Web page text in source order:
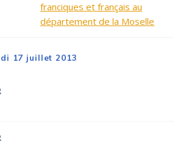
franciques et français au
département de la Moselle
17 juillet 2013